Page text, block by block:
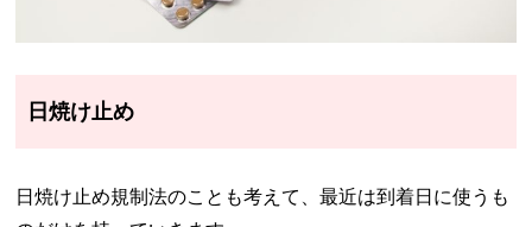
日焼け止め
日焼け止め規制法のことも考えて、最近は到着日に使うも